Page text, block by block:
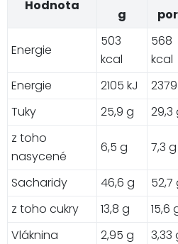
Hodnota
g
Energie
503
kcal
568
kcal
Energie 2105 kJ
Tuky
25,9 g 29,3
z toho
nasycené
6,5 g 7,3 g
Sacharidy 46,6 g 52,7
z toho cukry
13,8 g 15,6
Vláknina
2,95 g 3,33